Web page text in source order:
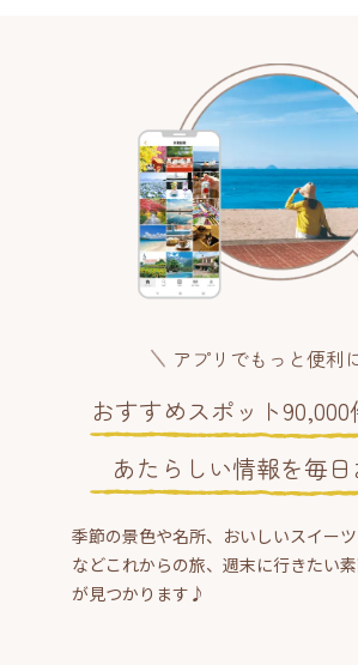
アプリでもっと便利
おすすめスポット
あたらしい情報を毎
季節の景色や名所、おいしいスイー
などこれからの旅、週末に行きたい
が見つかります♪